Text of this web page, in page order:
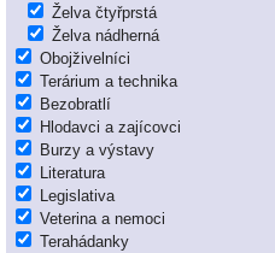
Želva čtyřprstá
Želva nádherná
Obojživelníci
Terárium a technika
Bezobratlí
Hlodavci a zajícovci
Burzy a výstavy
Literatura
Legislativa
Veterina a nemoci
Terahádanky